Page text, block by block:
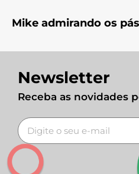
Mike admirando os
Newsletter
Receba as novidades